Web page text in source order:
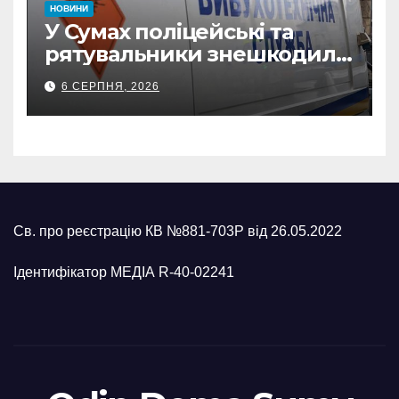
НОВИНИ
У Сумах поліцейські та
рятувальники знешкодили
500-кілограмову авіабомбу
росіян
6 СЕРПНЯ, 2026
Св. про реєстрацію КВ №881-703Р від 26.05.2022
Ідентифікатор МЕДІА R-40-02241